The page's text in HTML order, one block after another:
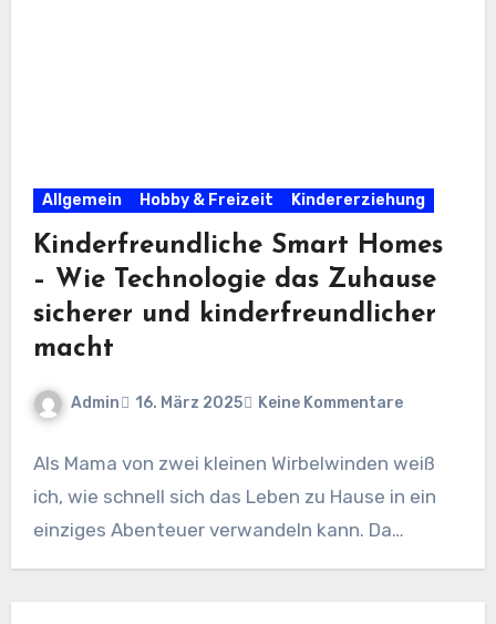
Allgemein Hobby & Freizeit Kindererziehung
Kinderfreundliche Smart Homes
– Wie Technologie das Zuhause
sicherer und kinderfreundlicher
macht
Admin 16. März 2025 Keine Kommentare
Als Mama von zwei kleinen Wirbelwinden weiß
ich, wie schnell sich das Leben zu Hause in ein
einziges Abenteuer verwandeln kann. Da…